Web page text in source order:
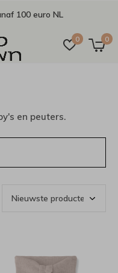
0 0
100 euro NL
en peuters.